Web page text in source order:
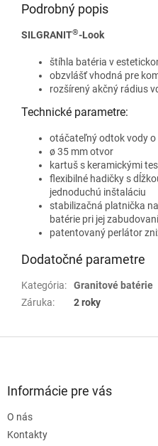
Podrobný popis
SILGRANIT®-Look
štíhla batéria v
obzvlášť vhodná pre
rozšírený akčný rádius
Technické parametre:
otáčateľný odtok vody o
ø 35 mm otvor
kartuš s keramickými
flexibilné hadičky s
jednoduchú inštaláciu
stabilizačná platnička
batérie pri jej
patentovaný perlátor
Dodatočné parametre
Kategória:
Granitové batérie
Záruka: 2 roky
Informácie pre vás
O nás
Kontakty